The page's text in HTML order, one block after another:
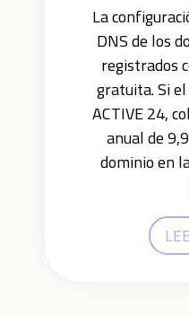
La
DNS de los
registrados
gratuita. Si
ACTIVE 24,
anual de
dominio en